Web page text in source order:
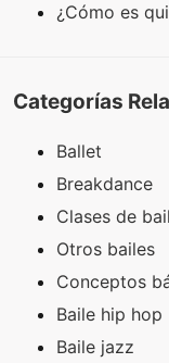
¿Cómo es
Categorías
Ballet
Breakdance
Clases de
Otros bailes
Conceptos
Baile hip hop
Baile jazz